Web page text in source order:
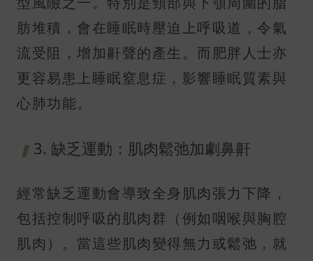
肪堆積，會在睡眠時壓迫上呼吸道，令氣
流受阻，增加鼾聲的產生。而肥胖人士亦
更容易患上睡眠窒息症，影響睡眠質素與
心肺功能。
3. 缺乏運動：肌肉鬆弛加劇鼻鼾
經常缺乏運動會導致全身肌肉張力下降，
包括控制呼吸的肌肉群（例如咽喉與胸腔
肌肉）。當這些肌肉變得無力或鬆弛，就